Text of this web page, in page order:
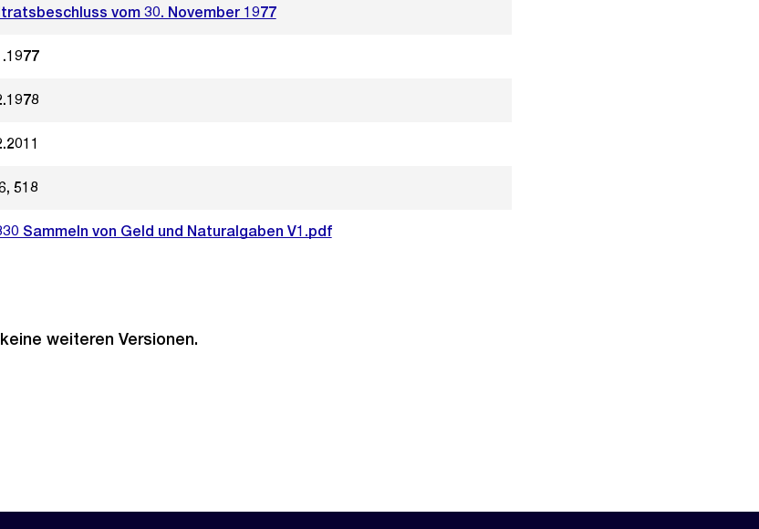
vom 30. November 1977
518
Sammeln von Geld und Naturalgaben V1.pdf
weiteren Versionen.